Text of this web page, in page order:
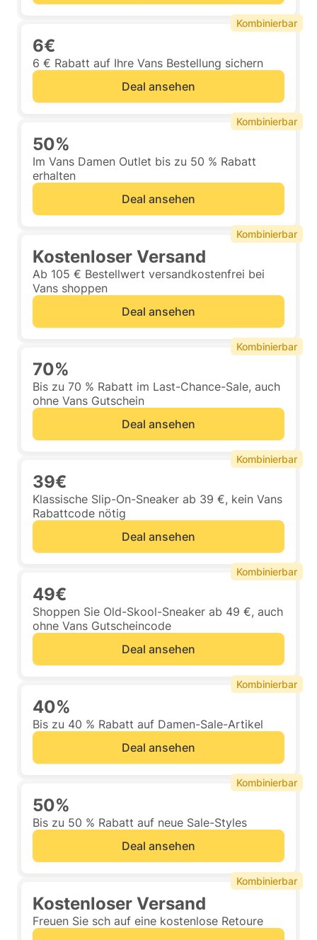
6€
6 € Rabatt auf Ihre Vans Bestellung sichern
Deal ansehen
Kombinierbar
50%
Im Vans Damen Outlet bis zu 50 % Rabatt
erhalten
Deal ansehen
Kombinierbar
Kostenloser Versand
Ab 105 € Bestellwert versandkostenfrei bei
Vans shoppen
Deal ansehen
Kombinierbar
70%
Bis zu 70 % Rabatt im Last-Chance-Sale, auch
ohne Vans Gutschein
Deal ansehen
Kombinierbar
39€
Klassische Slip-On-Sneaker ab 39 €, kein Vans
Rabattcode nötig
Deal ansehen
Kombinierbar
49€
Shoppen Sie Old-Skool-Sneaker ab 49 €, auch
ohne Vans Gutscheincode
Deal ansehen
Kombinierbar
40%
Bis zu 40 % Rabatt auf Damen-Sale-Artikel
Deal ansehen
Kombinierbar
50%
Bis zu 50 % Rabatt auf neue Sale-Styles
Deal ansehen
Kombinierbar
Kostenloser Versand
Freuen Sie sch auf eine kostenlose Retoure
Kombinierbar